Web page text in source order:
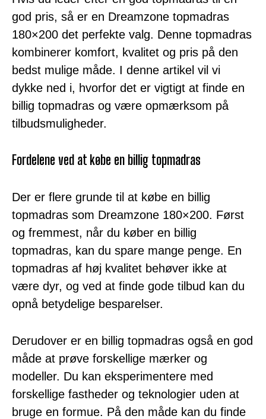
god pris, så er en Dreamzone topmadras
180×200 det perfekte valg. Denne topmadras
kombinerer komfort, kvalitet og pris på den
bedst mulige måde. I denne artikel vil vi
dykke ned i, hvorfor det er vigtigt at finde en
billig topmadras og være opmærksom på
tilbudsmuligheder.
Fordelene ved at købe en billig topmadras
Der er flere grunde til at købe en billig
topmadras som Dreamzone 180×200. Først
og fremmest, når du køber en billig
topmadras, kan du spare mange penge. En
topmadras af høj kvalitet behøver ikke at
være dyr, og ved at finde gode tilbud kan du
opnå betydelige besparelser.
Derudover er en billig topmadras også en god
måde at prøve forskellige mærker og
modeller. Du kan eksperimentere med
forskellige fastheder og teknologier uden at
bruge en formue. På den måde kan du finde